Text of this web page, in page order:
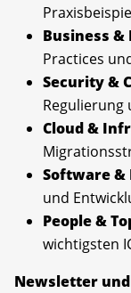
Business &
Practices
Security &
Regulierung
Cloud &
Software &
und
People &
wichtigsten
Newsletter und